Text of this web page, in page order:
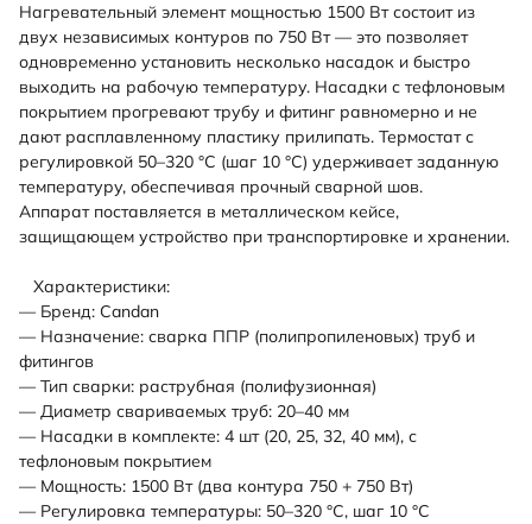
Нагревательный элемент мощностью 1500 Вт состоит из
двух независимых контуров по 750 Вт — это позволяет
одновременно установить несколько насадок и быстро
выходить на рабочую температуру. Насадки с тефлоновым
покрытием прогревают трубу и фитинг равномерно и не
дают расплавленному пластику прилипать. Термостат с
регулировкой 50–320 °C (шаг 10 °C) удерживает заданную
температуру, обеспечивая прочный сварной шов.
Аппарат поставляется в металлическом кейсе,
защищающем устройство при транспортировке и хранении.
Характеристики:
— Бренд: Candan
— Назначение: сварка ППР (полипропиленовых) труб и
фитингов
— Тип сварки: раструбная (полифузионная)
— Диаметр свариваемых труб: 20–40 мм
— Насадки в комплекте: 4 шт (20, 25, 32, 40 мм), с
тефлоновым покрытием
— Мощность: 1500 Вт (два контура 750 + 750 Вт)
— Регулировка температуры: 50–320 °C, шаг 10 °C